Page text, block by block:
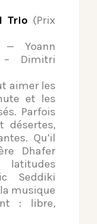
Trio (Prix
— Yoann
– Dimitri
aimer les
et les
Parfois
désertes,
Qu’il
Dhafer
Seddiki
musique
: libre,